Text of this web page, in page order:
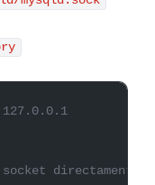
directamente